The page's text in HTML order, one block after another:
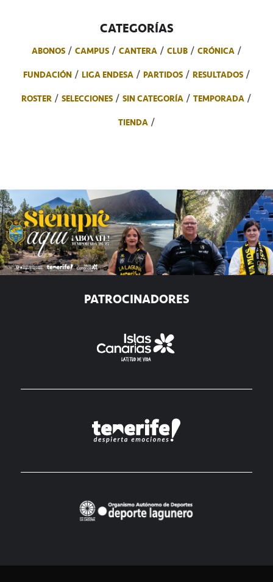
CATEGORÍAS
ABONOS CAMPUS CANTERA CLUB
CRÓNICA
FUNDACIÓN
LIGA ENDESA PARTIDOS
RESULTADOS
ROSTER
SELECCIONES SIN CATEGORÍA
TEMPORADA
TIENDA
PATROCINADORES